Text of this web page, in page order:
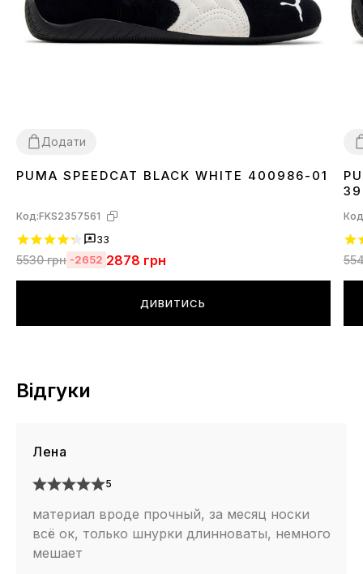
Додати
36373839 40414243 4445
PUMA SPEEDCAT BLACK WHITE 400986-01
Код:FKS2357561
33
5530грн -2652 2878 грн
ДИВИТИСЬ
Відгуки
Лена
5
материал вроде прочный, за месяц носки
всё ок, только шнурки длинноваты, немного
мешает